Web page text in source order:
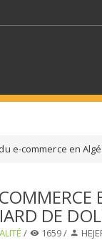
UNE
e-commerce en
DE
/ 1659 /